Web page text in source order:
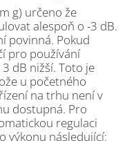
g) určeno že
alespoň o -3 dB.
povinná. Pokud
pro používání
dB nižší. Toto je
u početného
na trhu není v
dostupná. Pro
regulaci
výkonu následující: